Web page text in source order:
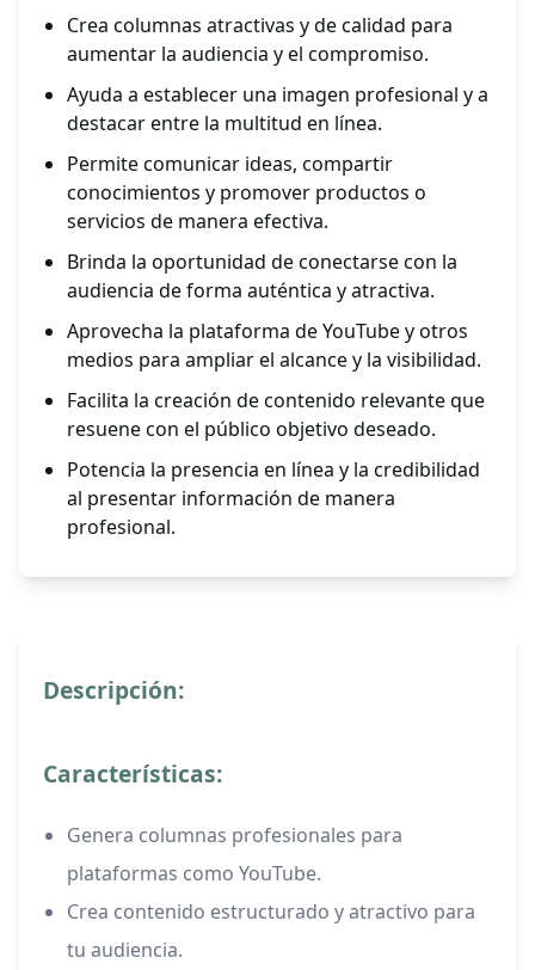
Crea columnas atractivas y de calidad para
aumentar la audiencia y el compromiso.
Ayuda a establecer una imagen profesional y a
destacar entre la multitud en línea.
Permite comunicar ideas, compartir
conocimientos y promover productos o
servicios de manera efectiva.
Brinda la oportunidad de conectarse con la
audiencia de forma auténtica y atractiva.
Aprovecha la plataforma de YouTube y otros
medios para ampliar el alcance y la visibilidad.
Facilita la creación de contenido relevante que
resuene con el público objetivo deseado.
Potencia la presencia en línea y la credibilidad
al presentar información de manera
profesional.
Descripción:
Características:
Genera columnas profesionales para
plataformas como YouTube.
Crea contenido estructurado y atractivo para
tu audiencia.